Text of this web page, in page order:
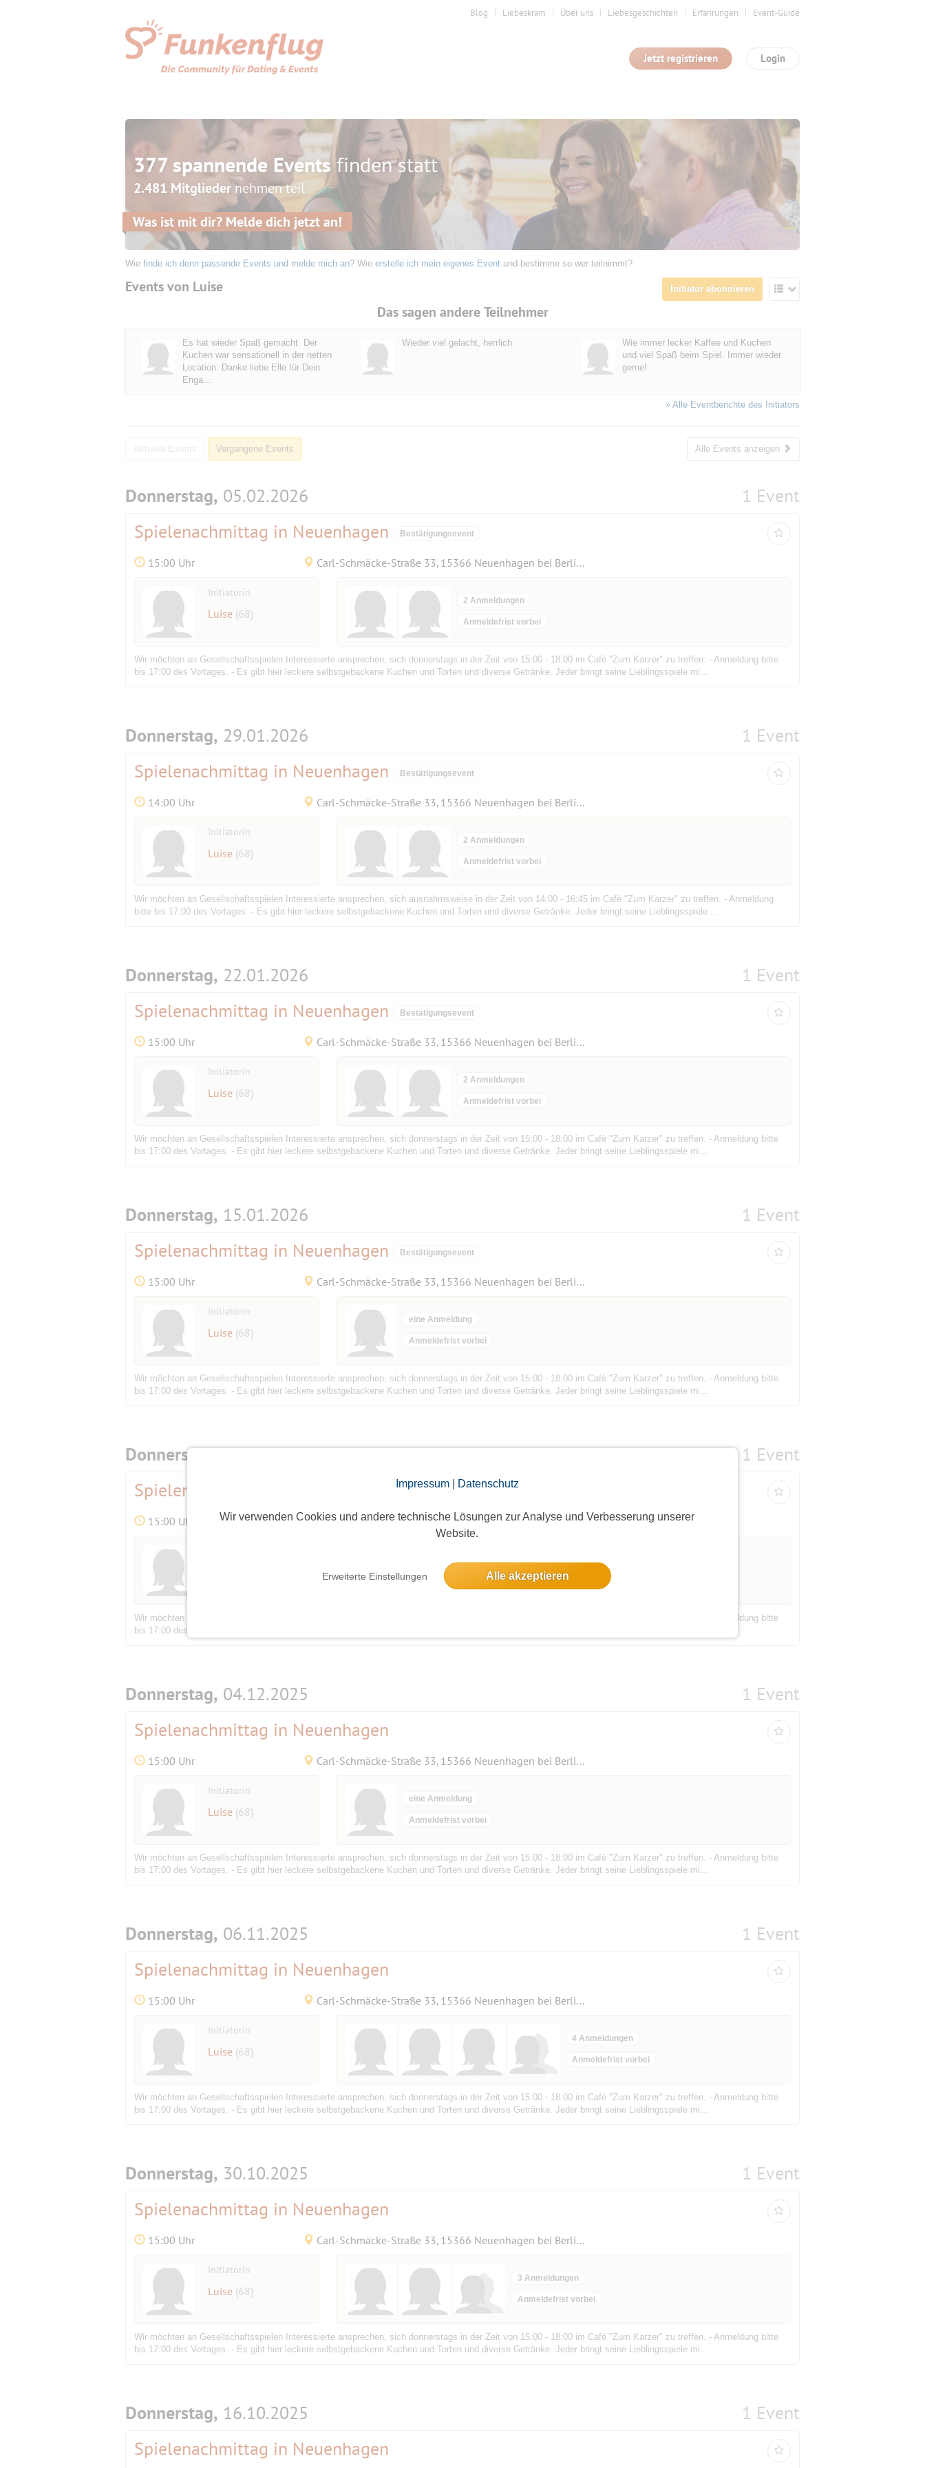
Impressum| Datenschutz
Wir verwenden Cookies und andere technische Lösungen zur Analyse und Verbesserung unserer
Website.
Erweiterte Einstellungen Alle akzeptieren
Blog Liebeskram Über uns Liebesgeschichten Erfahrungen Event-Guide
Login
Jetzt registrieren
377 spannende Eventsfinden statt
2.481 Mitgliedernehmen teil
Was ist mit dir? Melde dich jetzt an!
Wie finde ich denn passende Events und melde mich an? Wie erstelle ich mein eigenes Event und bestimme so wer teilnimmt?
Events von Luise Initiator abonnieren
Das sagen andere Teilnehmer
Es hat wieder Spaß gemacht. Der
Kuchen war sensationell in der netten
Location. Danke liebe Elle für Dein
Enga...
Wieder viel gelacht, herrlich
Wie immer lecker Kaffee und Kuchen
und viel Spaß beim Spiel. Immer wieder
gerne!
» Alle Eventberichte des Initiators
Vergangene Events Alle Events anzeigen
Donnerstag, 05.02.2026
1 Event
Spielenachmittag in Neuenhagen
Bestätigungsevent
15:00 Uhr Carl-Schmäcke-Straße 33, 15366 Neuenhagen bei Berlin, Deutschland
Initiatorin
Luise (68)
2 Anmeldungen
Anmeldefrist vorbei
Wir möchten an Gesellschaftsspielen Interessierte ansprechen, sich donnerstags in der Zeit von 15:00 - 18:00 im Cafè "Zum Karzer" zu treffen. - Anmeldung bitte
bis 17:00 des Vortages. - Es gibt hier leckere selbstgebackene Kuchen und Torten und diverse Getränke. Jeder bringt seine Lieblingsspiele mi...
Donnerstag, 29.01.2026
1 Event
Spielenachmittag in Neuenhagen
Bestätigungsevent
14:00 Uhr Carl-Schmäcke-Straße 33, 15366 Neuenhagen bei Berlin, Deutschland
Initiatorin
Luise (68)
2 Anmeldungen
Anmeldefrist vorbei
Wir möchten an Gesellschaftsspielen Interessierte ansprechen, sich ausnahmsweise in der Zeit von 14:00 - 16:45 im Cafè "Zum Karzer" zu treffen. - Anmeldung
bitte bis 17:00 des Vortages. - Es gibt hier leckere selbstgebackene Kuchen und Torten und diverse Getränke. Jeder bringt seine Lieblingsspiele ...
Donnerstag, 22.01.2026
1 Event
Spielenachmittag in Neuenhagen
Bestätigungsevent
15:00 Uhr Carl-Schmäcke-Straße 33, 15366 Neuenhagen bei Berlin, Deutschland
Initiatorin
Luise (68)
2 Anmeldungen
Anmeldefrist vorbei
Wir möchten an Gesellschaftsspielen Interessierte ansprechen, sich donnerstags in der Zeit von 15:00 - 18:00 im Cafè "Zum Karzer" zu treffen. - Anmeldung bitte
bis 17:00 des Vortages. - Es gibt hier leckere selbstgebackene Kuchen und Torten und diverse Getränke. Jeder bringt seine Lieblingsspiele mi...
Donnerstag, 15.01.2026
1 Event
Spielenachmittag in Neuenhagen
Bestätigungsevent
15:00 Uhr Carl-Schmäcke-Straße 33, 15366 Neuenhagen bei Berlin, Deutschland
Initiatorin
Luise (68)
eine Anmeldung
Anmeldefrist vorbei
Wir möchten an Gesellschaftsspielen Interessierte ansprechen, sich donnerstags in der Zeit von 15:00 - 18:00 im Cafè "Zum Karzer" zu treffen. - Anmeldung bitte
bis 17:00 des Vortages. - Es gibt hier leckere selbstgebackene Kuchen und Torten und diverse Getränke. Jeder bringt seine Lieblingsspiele mi...
Donnerstag,08.01.2026
1 Event
Spielenachmittag in Neuenhagen
15:00 Uhr Carl-Schmäcke-Straße 33, 15366 Neuenhagen bei Berlin, Deutschland
Anmeldefrist vorbei
Wir möchten an Gesellschaftsspielen Interessierte ansprechen, sich donnerstags in der Zeit von 15:00 - 18:00 im Cafè "Zum Karzer" zu treffen. - Anmeldung bitte
bis 17:00 des Vortages. - Es gibt hier leckere selbstgebackene Kuchen und Torten und diverse Getränke. Jeder bringt seine Lieblingsspiele mi...
Donnerstag, 04.12.2025
1 Event
Spielenachmittag in Neuenhagen
15:00 Uhr Carl-Schmäcke-Straße 33, 15366 Neuenhagen bei Berlin, Deutschland
Initiatorin
Luise (68)
eine Anmeldung
Anmeldefrist vorbei
Wir möchten an Gesellschaftsspielen Interessierte ansprechen, sich donnerstags in der Zeit von 15:00 - 18:00 im Cafè "Zum Karzer" zu treffen. - Anmeldung bitte
bis 17:00 des Vortages. - Es gibt hier leckere selbstgebackene Kuchen und Torten und diverse Getränke. Jeder bringt seine Lieblingsspiele mi...
Donnerstag, 06.11.2025
1 Event
Spielenachmittag in Neuenhagen
15:00 Uhr Carl-Schmäcke-Straße 33, 15366 Neuenhagen bei Berlin, Deutschland
Initiatorin
Luise (68)
4 Anmeldungen
Anmeldefrist vorbei
Wir möchten an Gesellschaftsspielen Interessierte ansprechen, sich donnerstags in der Zeit von 15:00 - 18:00 im Cafè "Zum Karzer" zu treffen. - Anmeldung bitte
bis 17:00 des Vortages. - Es gibt hier leckere selbstgebackene Kuchen und Torten und diverse Getränke. Jeder bringt seine Lieblingsspiele mi...
Donnerstag, 30.10.2025
1 Event
Spielenachmittag in Neuenhagen
15:00 Uhr Carl-Schmäcke-Straße 33, 15366 Neuenhagen bei Berlin, Deutschland
Initiatorin
Luise (68)
3 Anmeldungen
Anmeldefrist vorbei
Wir möchten an Gesellschaftsspielen Interessierte ansprechen, sich donnerstags in der Zeit von 15:00 - 18:00 im Cafè "Zum Karzer" zu treffen. - Anmeldung bitte
bis 17:00 des Vortages. - Es gibt hier leckere selbstgebackene Kuchen und Torten und diverse Getränke. Jeder bringt seine Lieblingsspiele mi...
Donnerstag, 16.10.2025
1 Event
Spielenachmittag in Neuenhagen